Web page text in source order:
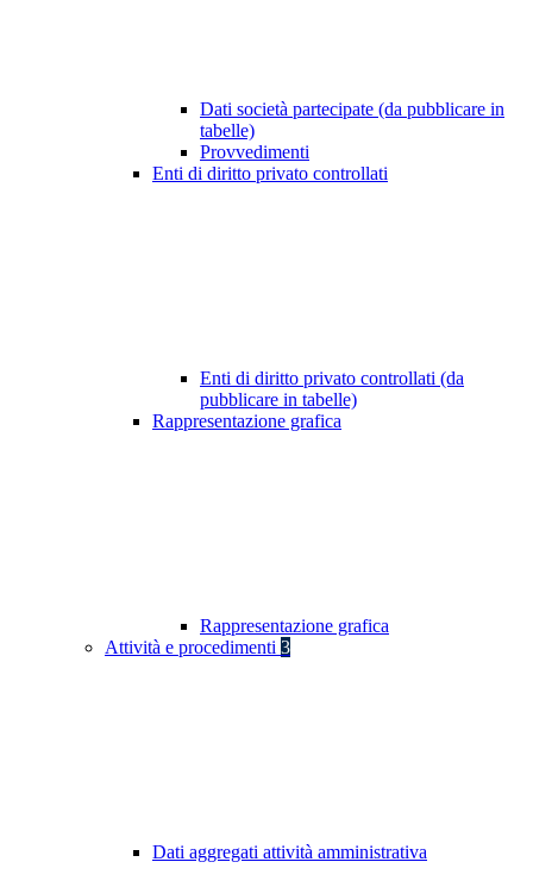
Dati società partecipate (da pubblicare in
tabelle)
Provvedimenti
Enti di diritto privato controllati
Enti di diritto privato controllati (da
pubblicare in tabelle)
Rappresentazione grafica
Rappresentazione grafica
Attività e procedimenti 3
Dati aggregati attività amministrativa